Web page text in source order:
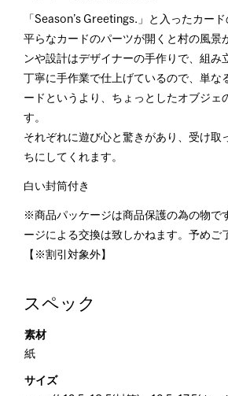
「Season’s Greetings.」と入ったカード
平らなカードのパーツが開くと村の風景
ンや設計はデザイナーの手作りで、組み
丁寧に手作業で仕上げているので、単な
ードというより、ちょっとしたオブジェ
す。
それぞれに遊び心と驚きがあり、受け取
ちにしてくれます。
白い封筒付き
※商品パッケージは商品保護の為の物で
ージによる交換は致しかねます。予めご
【※割引対象外】
スペック
素材
紙
サイズ